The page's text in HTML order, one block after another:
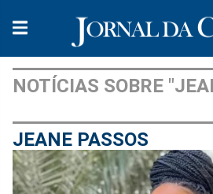
NOTÍCIAS SOBRE
JEANE PASSOS